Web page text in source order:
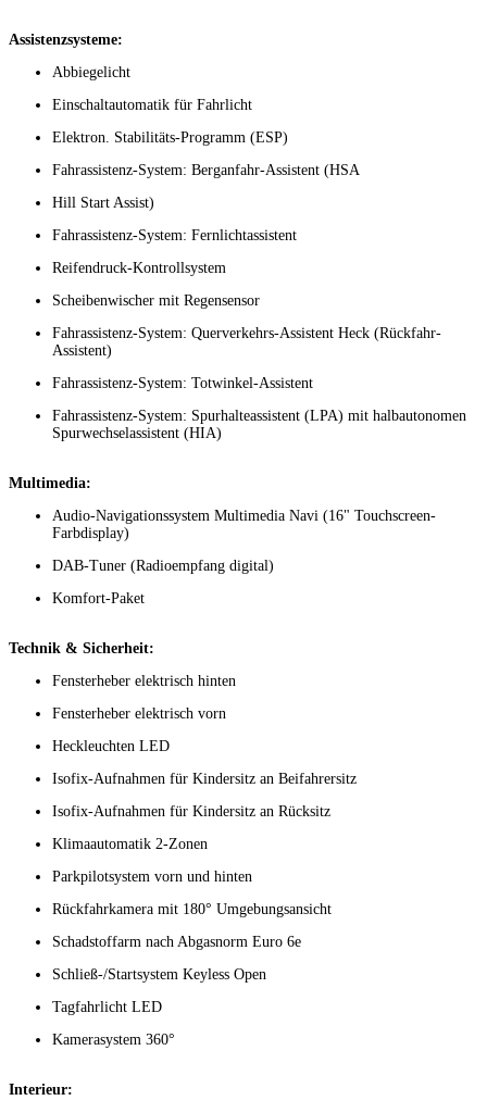
Assistenzsysteme:
Abbiegelicht
Einschaltautomatik für Fahrlicht
Elektron. Stabilitäts-Programm (ESP)
Fahrassistenz-System: Berganfahr-Assistent (HSA
Hill Start Assist)
Fahrassistenz-System: Fernlichtassistent
Reifendruck-Kontrollsystem
Scheibenwischer mit Regensensor
Fahrassistenz-System: Querverkehrs-Assistent Heck (Rückfahr-
Assistent)
Fahrassistenz-System: Totwinkel-Assistent
Fahrassistenz-System: Spurhalteassistent (LPA) mit halbautonomen
Spurwechselassistent (HIA)
Multimedia:
Audio-Navigationssystem Multimedia Navi (16" Touchscreen-
Farbdisplay)
DAB-Tuner (Radioempfang digital)
Komfort-Paket
Technik & Sicherheit:
Fensterheber elektrisch hinten
Fensterheber elektrisch vorn
Heckleuchten LED
Isofix-Aufnahmen für Kindersitz an Beifahrersitz
Isofix-Aufnahmen für Kindersitz an Rücksitz
Klimaautomatik 2-Zonen
Parkpilotsystem vorn und hinten
Rückfahrkamera mit 180° Umgebungsansicht
Schadstoffarm nach Abgasnorm Euro 6e
Schließ-/Startsystem Keyless Open
Tagfahrlicht LED
Kamerasystem 360°
Interieur: